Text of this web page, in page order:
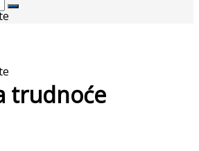
trudnoće